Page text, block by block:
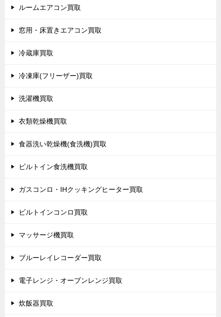
ルームエアコン買取
窓用・床置きエアコン買取
冷蔵庫買取
冷凍庫(フリーザー)買取
洗濯機買取
衣類乾燥機買取
食器洗い乾燥機(食洗機)買取
ビルトイン食洗機買取
ガスコンロ・IHクッキングヒーター買取
ビルトインコンロ買取
マッサージ機買取
ブルーレイレコーダー買取
電子レンジ・オーブンレンジ買取
炊飯器買取